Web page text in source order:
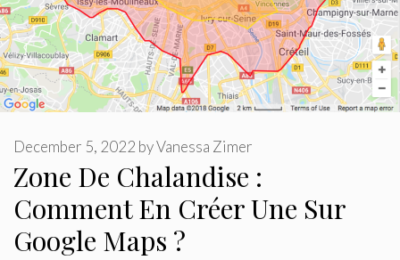
Zone De Chalandise :
Comment En Créer Une Sur
Google Maps ?
December 5, 2022 byVanessa Zimer